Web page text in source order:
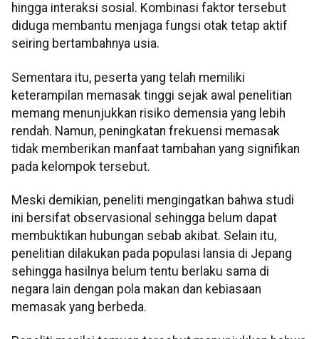
hingga interaksi sosial. Kombinasi faktor tersebut
diduga membantu menjaga fungsi otak tetap aktif
seiring bertambahnya usia.
Sementara itu, peserta yang telah memiliki
keterampilan memasak tinggi sejak awal penelitian
memang menunjukkan risiko demensia yang lebih
rendah. Namun, peningkatan frekuensi memasak
tidak memberikan manfaat tambahan yang signifikan
pada kelompok tersebut.
Meski demikian, peneliti mengingatkan bahwa studi
ini bersifat observasional sehingga belum dapat
membuktikan hubungan sebab akibat. Selain itu,
penelitian dilakukan pada populasi lansia di Jepang
sehingga hasilnya belum tentu berlaku sama di
negara lain dengan pola makan dan kebiasaan
memasak yang berbeda.